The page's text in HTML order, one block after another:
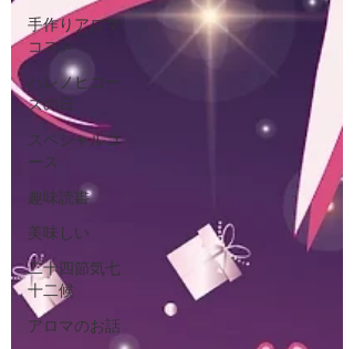
手作りアロマ
コスメ
ハレノヒコー
スの日
スペシャルコ
ース
趣味読書
美味しい
二十四節気七
十二候
アロマのお話